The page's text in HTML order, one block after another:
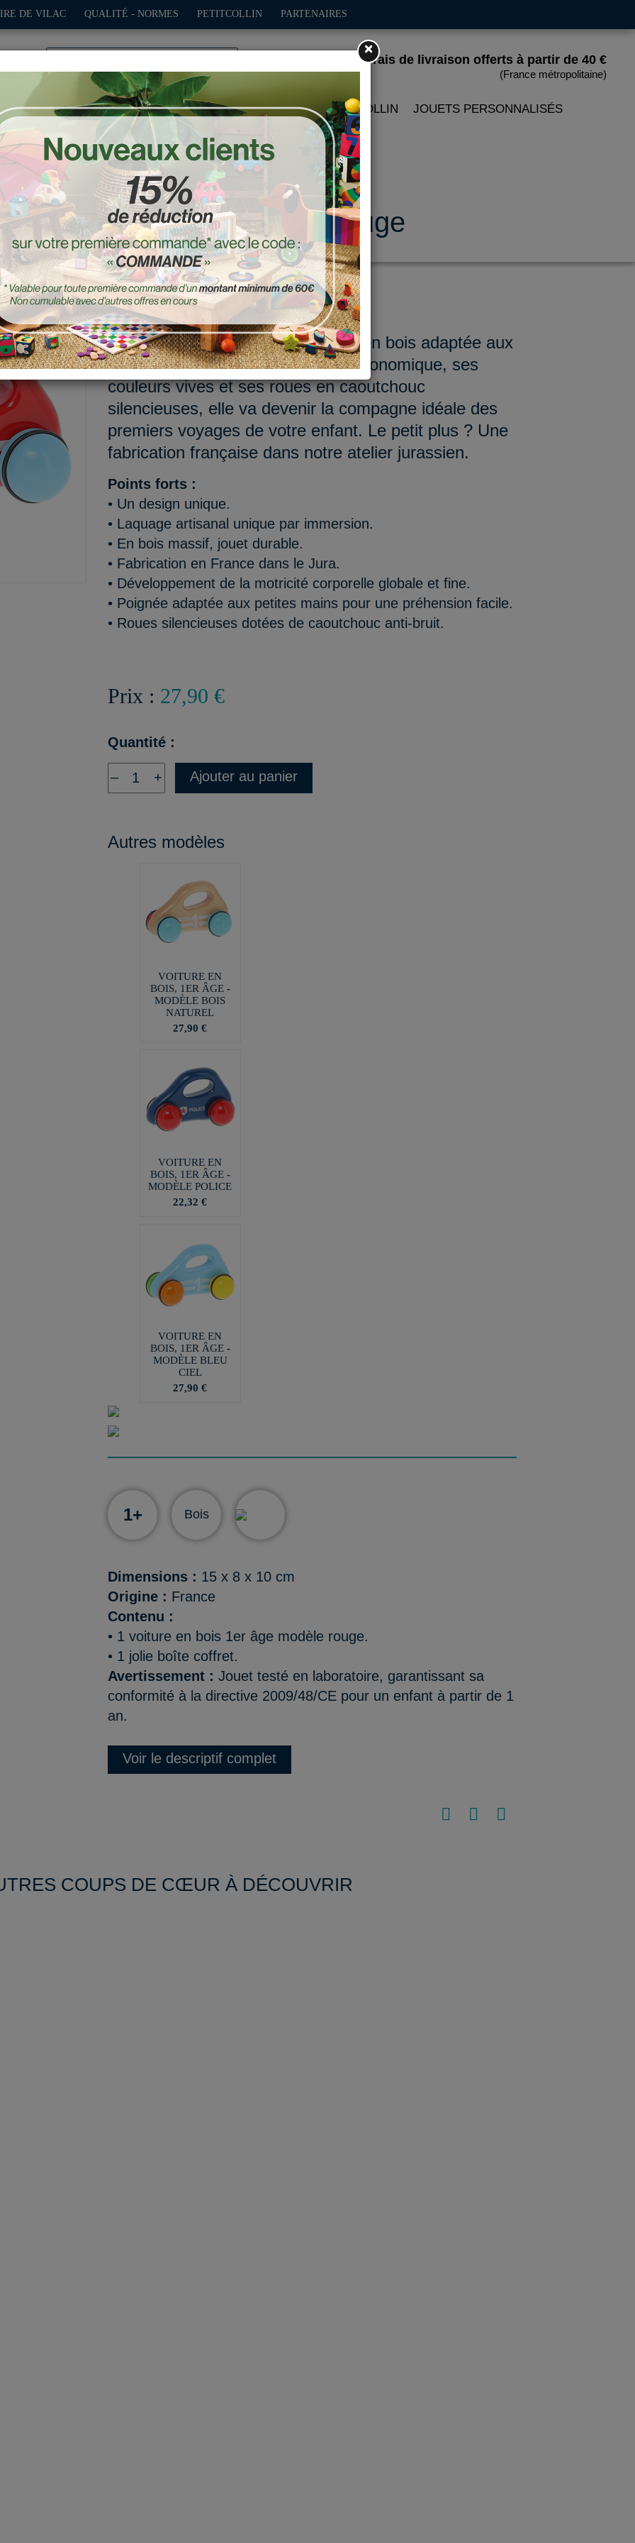
Frais de livraison offerts à partir de 40 €
(France métropolitaine)
DE VILAC QUALITÉ - NORMES PETITCOLLIN PARTENAIRES
PLEIN AIR JEUX DÉCO-CADEAUX POUPÉES PETITCOLLIN JOUETS PERSONNALISÉS
en bois, 1er âge - Modèle rouge
Réf. : 2296R
Découvrez notre première voiture en bois adaptée aux
petites mains. Avec sa poignée ergonomique, ses
couleurs vives et ses roues en caoutchouc
silencieuses, elle va devenir la compagne idéale des
premiers voyages de votre enfant. Le petit plus ? Une
fabrication française dans notre atelier jurassien.
Points forts :
• Un design unique.
• Laquage artisanal unique par immersion.
• En bois massif, jouet durable.
• Fabrication en France dans le Jura.
• Développement de la motricité corporelle globale et fine.
• Poignée adaptée aux petites mains pour une préhension facile.
• Roues silencieuses dotées de caoutchouc anti-bruit.
Prix : 27,90 €
Quantité :
– + Ajouter au panier
Autres modèles
VOITURE EN
BOIS, 1ER ÂGE -
MODÈLE BOIS
NATUREL
27,90 €
VOITURE EN
BOIS, 1ER ÂGE -
MODÈLE POLICE
22,32 €
VOITURE EN
BOIS, 1ER ÂGE -
MODÈLE BLEU
CIEL
27,90 €
1+ Bois
Dimensions : 15 x 8 x 10 cm
Origine : France
Contenu :
• 1 voiture en bois 1er âge modèle rouge.
• 1 jolie boîte coffret.
Avertissement :Jouet testé en laboratoire, garantissant sa
conformité à la directive 2009/48/CE pour un enfant à partir de 1
an.
Voir le descriptif complet
COUPS DE CŒUR À DÉCOUVRIR
×